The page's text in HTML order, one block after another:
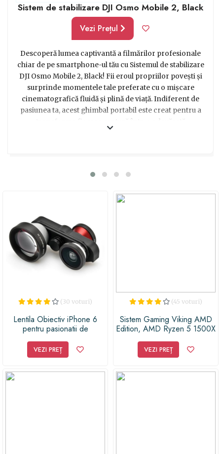
Sistem de stabilizare DJI Osmo Mobile 2, Black
Vezi Prețul
Descoperă lumea captivantă a filmărilor profesionale
chiar de pe smartphone-ul tău cu Sistemul de stabilizare
DJI Osmo Mobile 2, Black! Fii eroul propriilor povești și
surprinde momentele tale preferate cu o mișcare
cinematografică fluidă și plină de viață. Indiferent de
pasiunea ta, acest ghimbal portabil este creat pentru a
transforma fiecare captură într-o adevărată
fiecare emoție autentică într-un mod unic. Alege acest
un gest deosebit, care îi va permite să-și exprime
filmare. Lasă-l să descopere întregul potențial al
smartphone-ului său și să creeze amintiri de neuitat.
Transformă ideile în realitate, încântă-l pe vloggerul
din tine și surprinde momentele speciale cu ajutorul
acestui sistem de stabilizare uimitor.
(30 voturi)
Lentila Obiectiv iPhone 6
pentru pasionatii de
VEZI PREȚ
(45 voturi)
Sistem Gaming Viking AMD
Edition, AMD Ryzen 5 1500X
DDR4, 1TB HDD, GTX 1050
Ti
VEZI PREȚ